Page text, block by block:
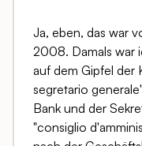
Ja, eben, das war
2008. Damals war
auf dem Gipfel der
segretario
Bank und der
"consiglio